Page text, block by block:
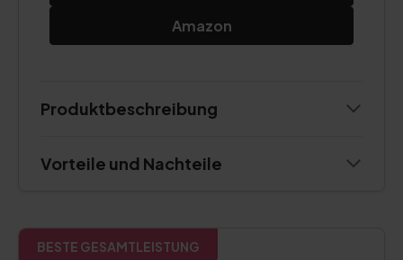
Amazon
Produktbeschreibung
Vorteile und Nachteile
BESTE GESAMTLEISTUNG